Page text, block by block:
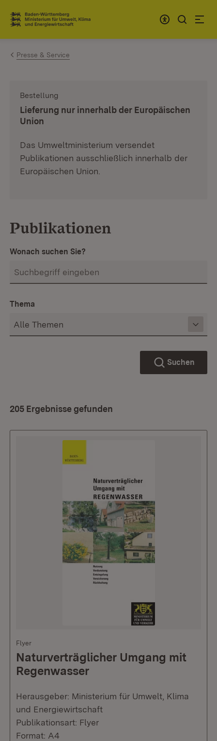
Zum Inhalt springen
Link zur Startseite
Presse & Service
Bestellung
Lieferung nur innerhalb der Europäischen
Union
Das Umweltministerium versendet
Publikationen ausschließlich innerhalb der
Europäischen Union.
Publikationen
Wonach suchen Sie?
Thema
Suchen
205 Ergebnisse gefunden
Flyer
Naturverträglicher Umgang mit
Regenwasser
Herausgeber: Ministerium für Umwelt, Klima
und Energiewirtschaft
Publikationsart: Flyer
Format: A4